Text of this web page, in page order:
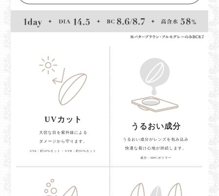
UVカット
大切な目を紫外線による
ダメージから守ります。
UVA：約50%カット / UVB：約95%カット
うるおい成分
うるおい成分がレンズを包み込み
快適な着け心地が持続します。
成分：MPCポリマー